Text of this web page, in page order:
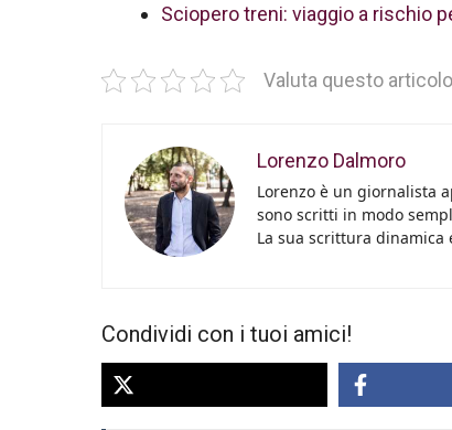
Sciopero treni: viaggio a rischio
Valuta questo articolo
Lorenzo Dalmoro
Lorenzo è un giornalista
sono scritti in modo
La sua scrittura
Condividi con i tuoi amici!